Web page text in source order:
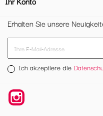
Erhalten Sie unsere
Ich akzeptiere die